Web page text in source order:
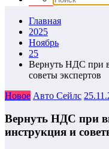
Главная
2025
Ноябрь
25
Вернуть НДС при
советы экспертов
Новое Авто Сейлс
Вернуть НДС при
инструкция и